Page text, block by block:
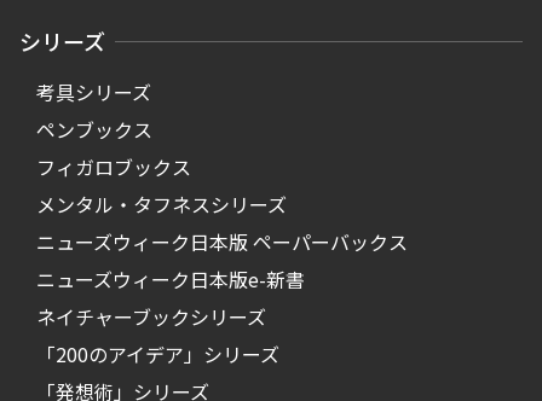
シリーズ
考具シリーズ
ペンブックス
フィガロブックス
メンタル・タフネスシリーズ
ニューズウィーク日本版 ペーパーバックス
ニューズウィーク日本版e-新書
ネイチャーブックシリーズ
「200のアイデア」シリーズ
「発想術」シリーズ